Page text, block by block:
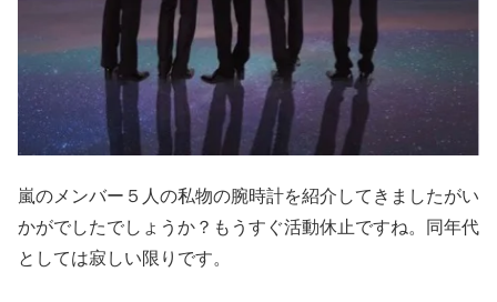
嵐のメンバー５人の私物の腕時計を紹介してきましたがい
かがでしたでしょうか？もうすぐ活動休止ですね。同年代
としては寂しい限りです。